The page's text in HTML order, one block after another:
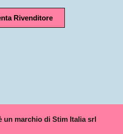
Rivenditore
un marchio di Stim Italia srl